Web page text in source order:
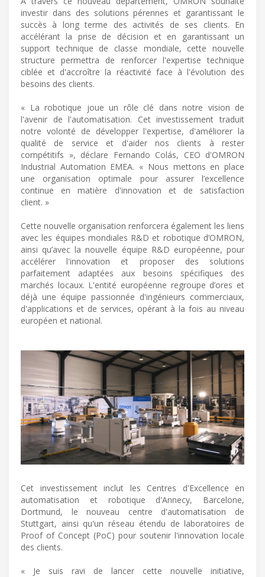
investir dans des solutions pérennes et garantissant le
succès à long terme des activités de ses clients. En
accélérant la prise de décision et en garantissant un
support technique de classe mondiale, cette nouvelle
structure permettra de renforcer l'expertise technique
ciblée et d'accroître la réactivité face à l'évolution des
besoins des clients.
« La robotique joue un rôle clé dans notre vision de
l'avenir de l'automatisation. Cet investissement traduit
notre volonté de développer l'expertise, d'améliorer la
qualité de service et d'aider nos clients à rester
compétitifs », déclare Fernando Colás, CEO d'OMRON
Industrial Automation EMEA. « Nous mettons en place
une organisation optimale pour assurer l’excellence
continue en matière d'innovation et de satisfaction
client. »
Cette nouvelle organisation renforcera également les liens
avec les équipes mondiales R&D et robotique d’OMRON,
ainsi qu’avec la nouvelle équipe R&D européenne, pour
accélérer l'innovation et proposer des solutions
parfaitement adaptées aux besoins spécifiques des
marchés locaux. L'entité européenne regroupe d’ores et
déjà une équipe passionnée d'ingénieurs commerciaux,
d'applications et de services, opérant à la fois au niveau
européen et national.
Cet investissement inclut les Centres d'Excellence en
automatisation et robotique d'Annecy, Barcelone,
Dortmund, le nouveau centre d'automatisation de
Stuttgart, ainsi qu'un réseau étendu de laboratoires de
Proof of Concept (PoC) pour soutenir l'innovation locale
des clients.
« Je suis ravi de lancer cette nouvelle initiative,